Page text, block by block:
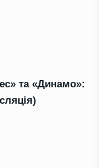
та «Динамо»: